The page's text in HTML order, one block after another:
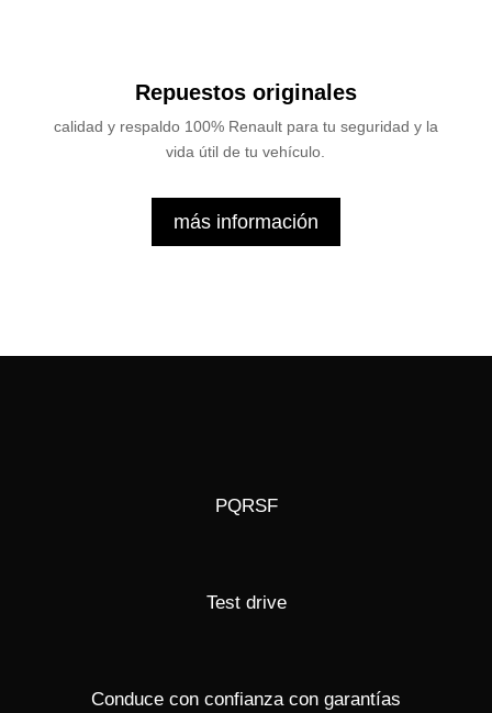
Repuestos originales
calidad y respaldo 100% Renault para tu seguridad y la
vida útil de tu vehículo.
más información
PQRSF
Test drive
Conduce con confianza con garantías